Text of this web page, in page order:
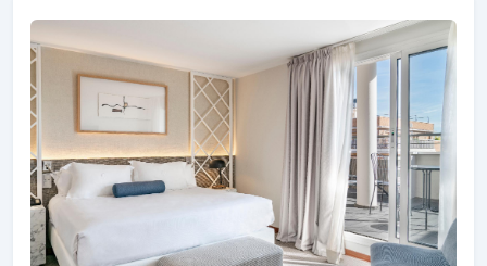
tersedia untuk Anda nikmati. Beberapa kamar
dirancang dengan baik dengan adanya fasilitas
akses internet WiFi (gratis), kamar bebas asap
rokok, AC, penghangat ruangan, balkon/teras.
Hotel ini menawarkan berbagai pilihan rekreasi.
Staf yang ramah, fasilitas yang istimewa dan dekat
dengan semua yang Madrid tawarkan, merupakan
tiga alasan utama Anda untuk menginap di U
Hostels Hostel.